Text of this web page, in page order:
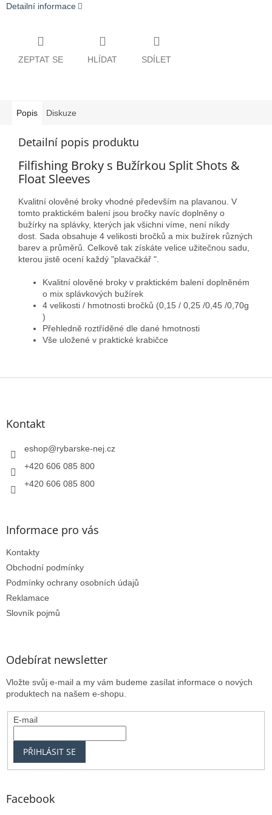
Detailní informace
ZEPTAT SE HLÍDAT SDÍLET
Popis Diskuze
Detailní popis produktu
Filfishing Broky s Bužírkou Split Shots &
Float Sleeves
Kvalitní olověné broky vhodné především na plavanou. V
tomto praktickém balení jsou bročky navíc doplněny o
bužírky na splávky, kterých jak všichni víme, není níkdy
dost. Sada obsahuje 4 velikosti bročků a mix bužírek různých
barev a průměrů. Celkově tak získáte velice užitečnou sadu,
kterou jistě ocení každý "plavačkář ".
Kvalitní olověné broky v praktickém balení doplněném
o mix splávkových bužírek
4 velikosti / hmotnosti bročků (0,15 / 0,25 /0,45 /0,70g
)
Přehledně roztříděné dle dané hmotnosti
Vše uložené v praktické krabičce
Z
Kontakt
eshop@rybarske-nej.cz
+420 606 085 800
+420 606 085 800
Informace pro vás
Kontakty
Obchodní podmínky
Podmínky ochrany osobních údajů
Reklamace
Slovník pojmů
Odebírat newsletter
Vložte svůj e-mail a my vám budeme zasílat informace o nových
produktech na našem e-shopu.
E-mail
PŘIHLÁSIT SE
Facebook